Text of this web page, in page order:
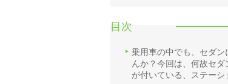
目次
乗用車の中でも、セダ
んか？今回は、何故セ
が付いている、ステーシ